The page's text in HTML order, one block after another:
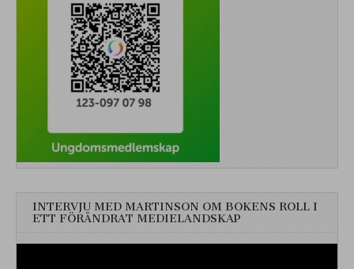
INTERVJU MED MARTINSON OM BOKENS ROLL I
ETT FÖRÄNDRAT MEDIELANDSKAP